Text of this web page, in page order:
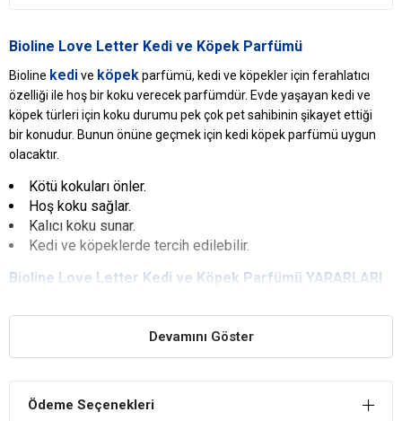
Bioline Love Letter Kedi ve Köpek Parfümü
Bioline kedi ve köpek parfümü, kedi ve köpekler için ferahlatıcı
özelliği ile hoş bir koku verecek parfümdür. Evde yaşayan kedi ve
köpek türleri için koku durumu pek çok pet sahibinin şikayet ettiği
bir konudur. Bunun önüne geçmek için kedi köpek parfümü uygun
olacaktır.
Kötü kokuları önler.
Hoş koku sağlar.
Kalıcı koku sunar.
Kedi ve köpeklerde tercih edilebilir.
Bioline Love Letter Kedi ve Köpek Parfümü YARARLARI
Kedinizden ya da köpeğinizden kaynaklanan kötü kokuları önler.
Güvenli İçerik
Devamını Göster
Ödeme Seçenekleri